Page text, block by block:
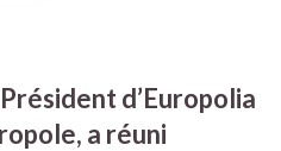
d’Europolia
a réuni